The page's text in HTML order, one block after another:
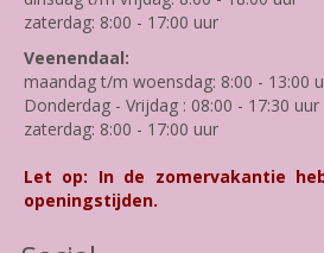
zaterdag: 8:00 - 17:00 uur
Veenendaal:
maandag t/m woensdag: 8:00 - 13:00
Donderdag - Vrijdag : 08:00 - 17:30 uur
zaterdag: 8:00 - 17:00 uur
Let op: In de zomervakantie
openingstijden.